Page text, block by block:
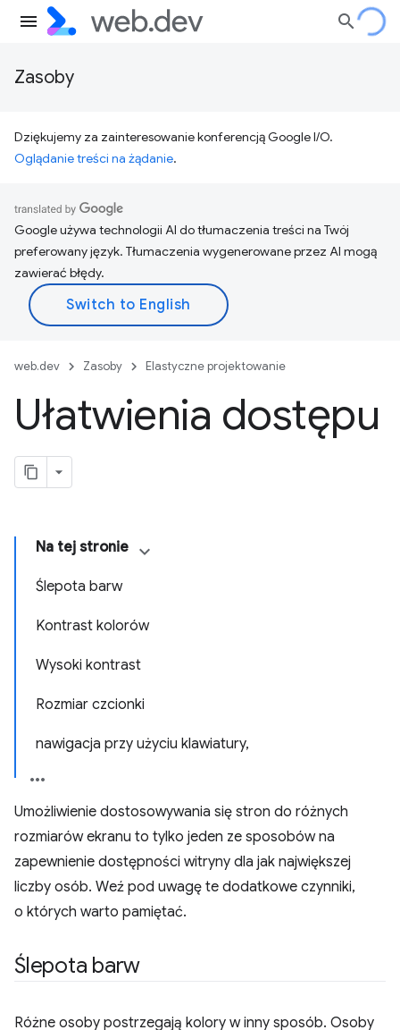
Zasoby
Dziękujemy za zainteresowanie konferencją Google I/O.
Oglądanie treści na żądanie.
Google używa technologii AI do tłumaczenia treści na Twój
preferowany język. Tłumaczenia wygenerowane przez AI mogą
zawierać błędy.
web.dev Zasoby Elastyczne projektowanie
Ułatwienia dostępu
Na tej stronie
Ślepota barw
Kontrast kolorów
Wysoki kontrast
Rozmiar czcionki
nawigacja przy użyciu klawiatury,
Umożliwienie dostosowywania się stron do różnych
rozmiarów ekranu to tylko jeden ze sposobów na
zapewnienie dostępności witryny dla jak największej
liczby osób. Weź pod uwagę te dodatkowe czynniki,
o których warto pamiętać.
Ślepota barw
Różne osoby postrzegają kolory w inny sposób. Osoby